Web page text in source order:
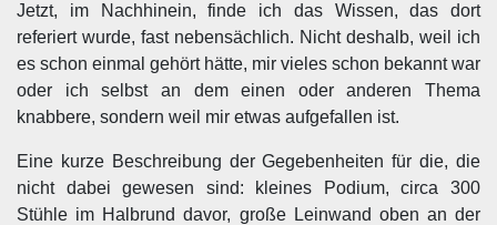
Jetzt, im Nachhinein, finde ich das Wissen, das dort
referiert wurde, fast nebensächlich. Nicht deshalb, weil ich
es schon einmal gehört hätte, mir vieles schon bekannt war
oder ich selbst an dem einen oder anderen Thema
knabbere, sondern weil mir etwas aufgefallen ist.
Eine kurze Beschreibung der Gegebenheiten für die, die
nicht dabei gewesen sind: kleines Podium, circa 300
Stühle im Halbrund davor, große Leinwand oben an der